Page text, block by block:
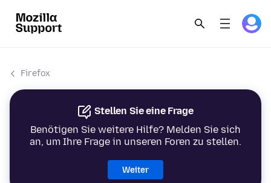
Firefox
Stellen Sie eine Frage
Benötigen Sie weitere Hilfe? Melden Sie sich
an, um Ihre Frage in unseren Foren zu stellen.
Weiter